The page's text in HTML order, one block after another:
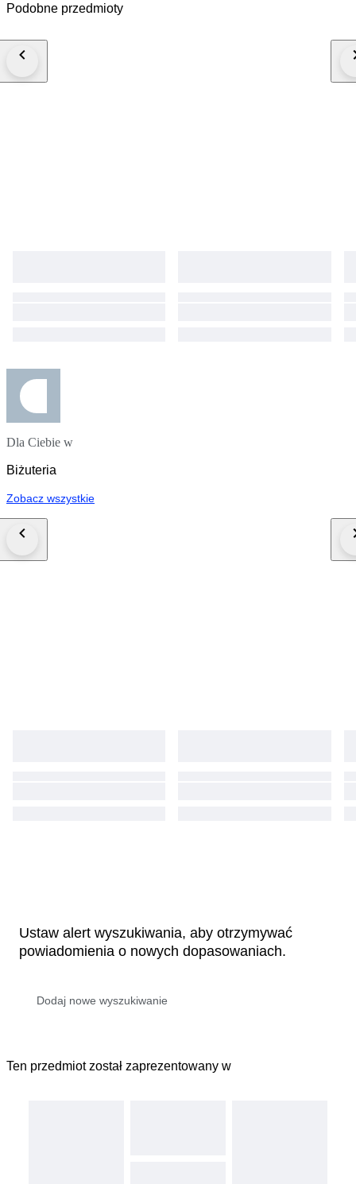
Podobne przedmioty
Dla Ciebie w
Biżuteria
Zobacz wszystkie
Ustaw alert wyszukiwania, aby otrzymywać
powiadomienia o nowych dopasowaniach.
Ten przedmiot został zaprezentowany w